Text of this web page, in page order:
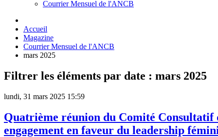
Courrier Mensuel de l'ANCB
Accueil
Magazine
Courrier Mensuel de l'ANCB
mars 2025
Filtrer les éléments par date : mars 2025
lundi, 31 mars 2025 15:59
Quatrième réunion du Comité
engagement en faveur du leadership